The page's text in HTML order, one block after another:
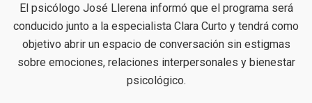
El psicólogo José Llerena informó que el programa será
conducido junto a la especialista Clara Curto y tendrá como
objetivo abrir un espacio de conversación sin estigmas
sobre emociones, relaciones interpersonales y bienestar
psicológico.